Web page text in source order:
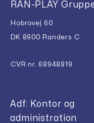
RAN-PLAY
Hobrovej 60
DK 8900 Randers C
CVR nr. 68948819
Adf: Kontor og
administration